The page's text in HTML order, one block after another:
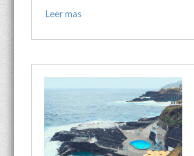
Leer mas